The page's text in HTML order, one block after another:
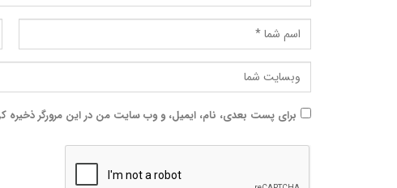
برای پست بعدی، نام، ایمیل، و وب سایت من در این مرورگر ذخیره